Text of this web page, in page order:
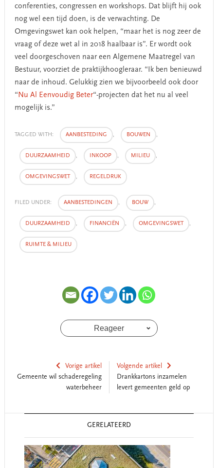
conferenties, congressen en workshops. Dat blijft hij ook
nog wel een tijd doen, is de verwachting. De
Omgevingswet kan ook helpen, “maar het is nog zeer de
vraag of deze wet al in 2018 haalbaar is”. Er wordt ook
veel doorgeschoven naar een Algemene Maatregel van
Bestuur, voorziet de praktijkhoogleraar. “Ik ben benieuwd
naar de inhoud. Gelukkig zien we bijvoorbeeld ook door
“ Nu Al Eenvoudig Beter“-projecten dat het nu al veel
mogelijk is.”
TAGGED WITH: AANBESTEDING , BOUWEN ,
DUURZAAMHEID , INKOOP , MILIEU ,
OMGEVINGSWET , REGELDRUK
FILED UNDER: AANBESTEDINGEN , BOUW ,
DUURZAAMHEID , FINANCIËN , OMGEVINGSWET ,
RUIMTE & MILIEU
Reageer
Vorige artikel
Gemeente wil schaderegeling
waterbeheer
Volgende artikel
Drankkartons inzamelen
levert gemeenten geld op
GERELATEERD